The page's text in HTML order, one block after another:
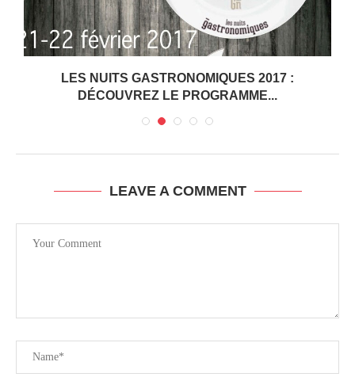
LES NUITS GASTRONOMIQUES 2017 :
DÉCOUVREZ LE PROGRAMME...
LEAVE A COMMENT